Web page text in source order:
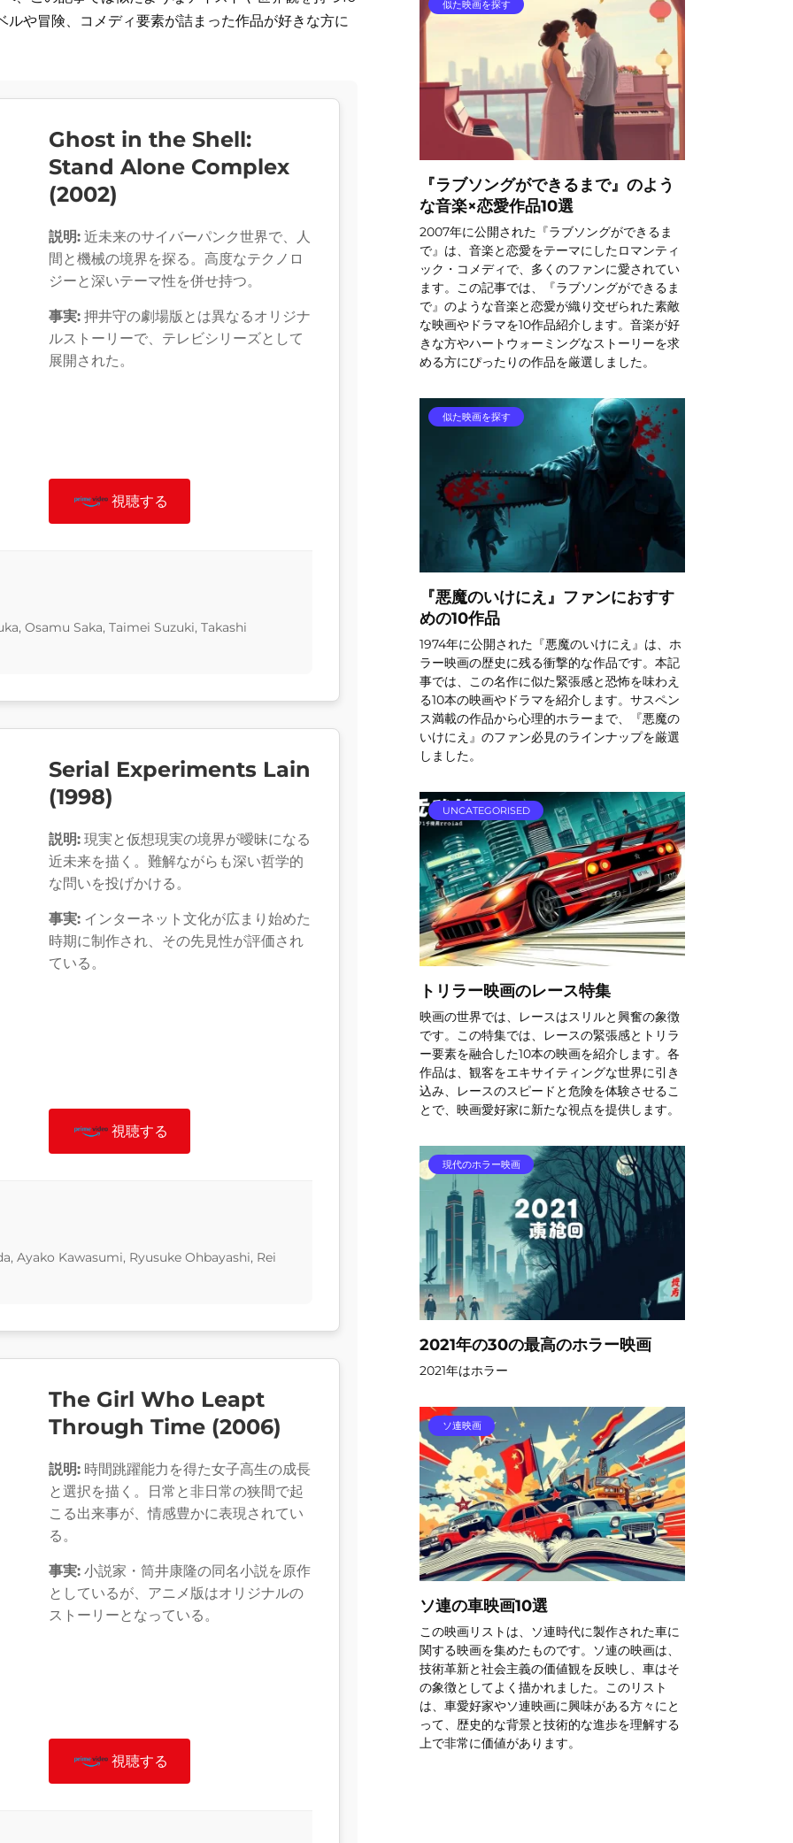
や冒険、コメディ要素が詰まった作品が好きな方に
Ghost in the Shell:
Stand Alone Complex
(2002)
説明: 近未来のサイバーパンク世界で、人
間と機械の境界を探る。高度なテクノロ
ジーと深いテーマ性を併せ持つ。
事実: 押井守の劇場版とは異なるオリジナ
ルストーリーで、テレビシリーズとして
展開された。
視聴する
Osamu Saka, Taimei Suzuki, Takashi
Serial Experiments Lain
(1998)
説明: 現実と仮想現実の境界が曖昧になる
近未来を描く。難解ながらも深い哲学的
な問いを投げかける。
事実: インターネット文化が広まり始めた
時期に制作され、その先見性が評価され
ている。
視聴する
Ayako Kawasumi, Ryusuke Ohbayashi, Rei
The Girl Who Leapt
Through Time (2006)
説明: 時間跳躍能力を得た女子高生の成長
と選択を描く。日常と非日常の狭間で起
こる出来事が、情感豊かに表現されてい
る。
事実: 小説家・筒井康隆の同名小説を原作
としているが、アニメ版はオリジナルの
ストーリーとなっている。
視聴する
似た映画を探す
『ラブソングができるまで』のよう
な音楽×恋愛作品10選
2007年に公開された『ラブソングができるま
で』は、音楽と恋愛をテーマにしたロマンティ
ック・コメディで、多くのファンに愛されてい
ます。この記事では、『ラブソングができるま
で』のような音楽と恋愛が織り交ぜられた素敵
な映画やドラマを10作品紹介します。音楽が好
きな方やハートウォーミングなストーリーを求
める方にぴったりの作品を厳選しました。
似た映画を探す
『悪魔のいけにえ』ファンにおすす
めの10作品
1974年に公開された『悪魔のいけにえ』は、ホ
ラー映画の歴史に残る衝撃的な作品です。本記
事では、この名作に似た緊張感と恐怖を味わえ
る10本の映画やドラマを紹介します。サスペン
ス満載の作品から心理的ホラーまで、『悪魔の
いけにえ』のファン必見のラインナップを厳選
しました。
UNCATEGORISED
トリラー映画のレース特集
映画の世界では、レースはスリルと興奮の象徴
です。この特集では、レースの緊張感とトリラ
ー要素を融合した10本の映画を紹介します。各
作品は、観客をエキサイティングな世界に引き
込み、レースのスピードと危険を体験させるこ
とで、映画愛好家に新たな視点を提供します。
現代のホラー映画
2021年の30の最高のホラー映画
2021年はホラー
ソ連映画
ソ連の車映画10選
この映画リストは、ソ連時代に製作された車に
関する映画を集めたものです。ソ連の映画は、
技術革新と社会主義の価値観を反映し、車はそ
の象徴としてよく描かれました。このリスト
は、車愛好家やソ連映画に興味がある方々にと
って、歴史的な背景と技術的な進歩を理解する
上で非常に価値があります。